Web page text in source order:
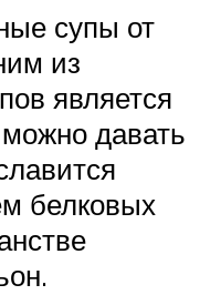
супы от
из
является
давать
белковых